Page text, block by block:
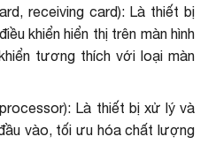
receiving card): Là thiết bị
khiển hiển thị trên màn hình
tương thích với loại màn
Là thiết bị xử lý và
vào, tối ưu hóa chất lượng